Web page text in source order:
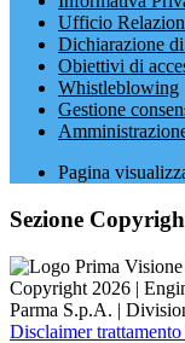
Ufficio
Dichiarazione
Obiettivi di
Whistleblowing
Gestione
Pagina
Sezione
Copyright 2026 |
Parma S.p.A. |
Disclaimer